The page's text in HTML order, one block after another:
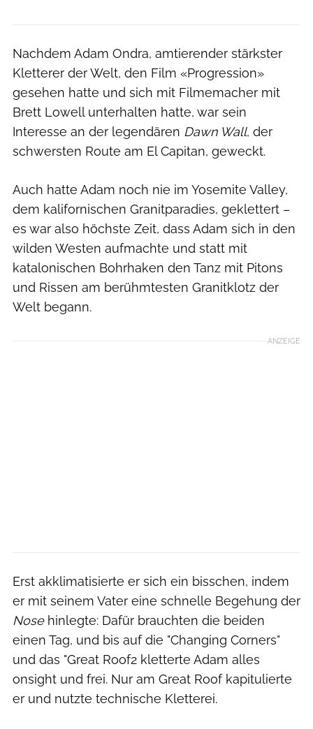
Nachdem Adam Ondra, amtierender stärkster
Kletterer der Welt, den Film «Progression»
gesehen hatte und sich mit Filmemacher mit
Brett Lowell unterhalten hatte, war sein
Interesse an der legendären Dawn Wall, der
schwersten Route am El Capitan, geweckt.
Auch hatte Adam noch nie im Yosemite Valley,
dem kalifornischen Granitparadies, geklettert –
es war also höchste Zeit, dass Adam sich in den
wilden Westen aufmachte und statt mit
katalonischen Bohrhaken den Tanz mit Pitons
und Rissen am berühmtesten Granitklotz der
Welt begann.
ANZEIGE
Erst akklimatisierte er sich ein bisschen, indem
er mit seinem Vater eine schnelle Begehung der
Nosehinlegte: Dafür brauchten die beiden
einen Tag, und bis auf die "Changing Corners"
und das "Great Roof2 kletterte Adam alles
onsight und frei. Nur am Great Roof kapitulierte
er und nutzte technische Kletterei.